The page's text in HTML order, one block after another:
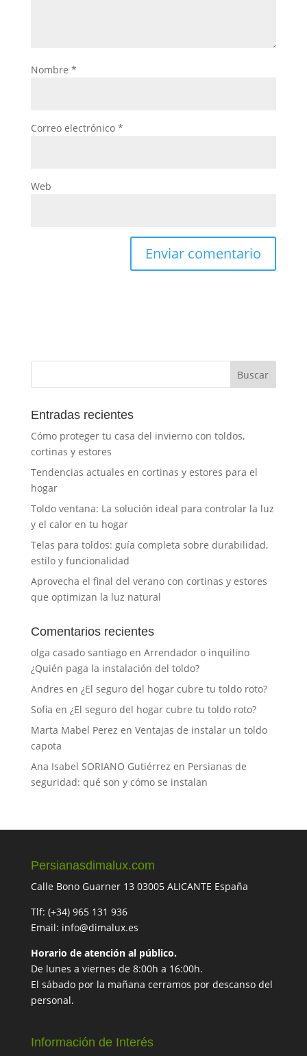
Nombre *
Correo electrónico *
Web
Entradas recientes
Cómo proteger tu casa del invierno con toldos,
cortinas y estores
Tendencias actuales en cortinas y estores para el
hogar
Toldo ventana: La solución ideal para controlar la luz
y el calor en tu hogar
Telas para toldos: guía completa sobre durabilidad,
estilo y funcionalidad
Aprovecha el final del verano con cortinas y estores
que optimizan la luz natural
Comentarios recientes
olga casado santiagoen Arrendador o inquilino
¿Quién paga la instalación del toldo?
Andres en ¿El seguro del hogar cubre tu toldo roto?
Sofia en ¿El seguro del hogar cubre tu toldo roto?
Marta Mabel Perez en Ventajas de instalar un toldo
capota
Ana Isabel SORIANO Gutiérrez en Persianas de
seguridad: qué son y cómo se instalan
Persianasdimalux.com
Calle Bono Guarner 13 03005 ALICANTE España
Tlf: (+34) 965 131 936
Email: info@dimalux.es
Horario de atención al público.
De lunes a viernes de 8:00h a 16:00h.
El sábado por la mañana cerramos por descanso del
personal.
Información de Interés